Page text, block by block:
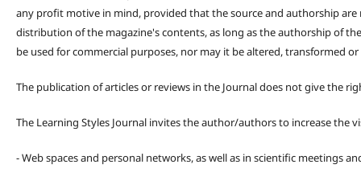
any profit motive in mind, provided that the source and authorship
distribution of the magazine's contents, as long as the authorship of
be used for commercial purposes, nor may it be altered, transformed
The publication of articles or reviews in the Journal does not give the
The Learning Styles Journal invites the author/authors to increase the
- Web spaces and personal networks, as well as in scientific meetings